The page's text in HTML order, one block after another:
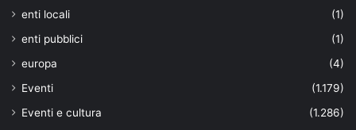
enti locali
(1)
enti pubblici
(1)
europa
(4)
Eventi
(1.179)
Eventi e cultura
(1.286)